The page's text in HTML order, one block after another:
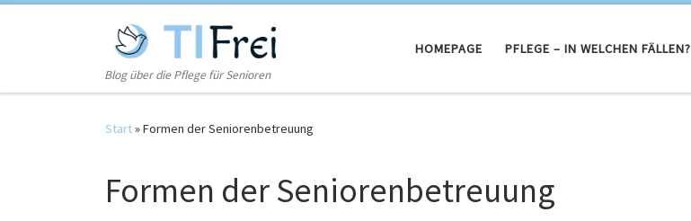
Zum Inhalt springen
Blog über die Pflege für Senioren
HOMEPAGE PFLEGE – IN WELCHEN FÄLLEN?
Start»Formen der Seniorenbetreuung
Formen der Seniorenbetreuung